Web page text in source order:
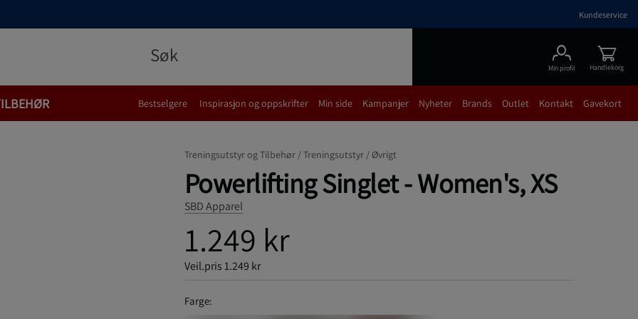
Kundeservice
Min profil Handlekorg
Bestselgere Inspirasjon og oppskrifter Min side Kampanjer Nyheter Brands Outlet Kontakt Gavekort
Treningsutstyr og Tilbehør /Treningsutstyr / Øvrigt
Powerlifting Singlet - Women's, XS
SBD Apparel
1.249 kr
Veil.pris1.249 kr
Farge: